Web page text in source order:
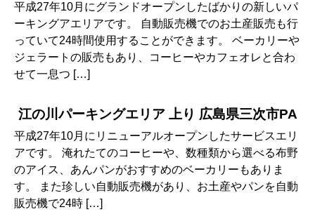
平成27年10月にグランドオープンしたばかりの新しいパ
ーキングアエリアです。 自動販売機でのお土産販売も行
っていて24時間使用することができます。 ベーカリーや
ジェラートの販売もあり、コーヒーやカフェオレと合わ
せて一息つ […]
江の川パーキングエリア 上り 広島県三次市PA
平成27年10月にリニューアルオープンしたサービスエリ
アです。 淹れたてのコーヒーや、数種類から選べる布野
のアイス、あんパンがおすすめのベーカリーもありま
す。 また珍しい自動販売機があり、お土産やパンを自動
販売機で24時 […]